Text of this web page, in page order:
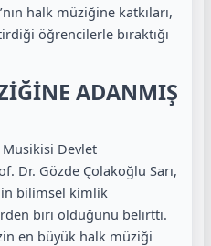
halk müziğine katkıları,
öğrencilerle bıraktığı
ADANMIŞ
Devlet
Dr. Gözde Çolakoğlu Sarı,
bilimsel kimlik
biri olduğunu belirtti.
en büyük halk müziği